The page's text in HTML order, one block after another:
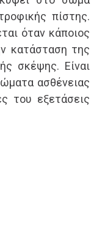
πίστης.
όταν κάποιος
κατάσταση της
σκέψης. Είναι
ασθένειας
του εξετάσεις